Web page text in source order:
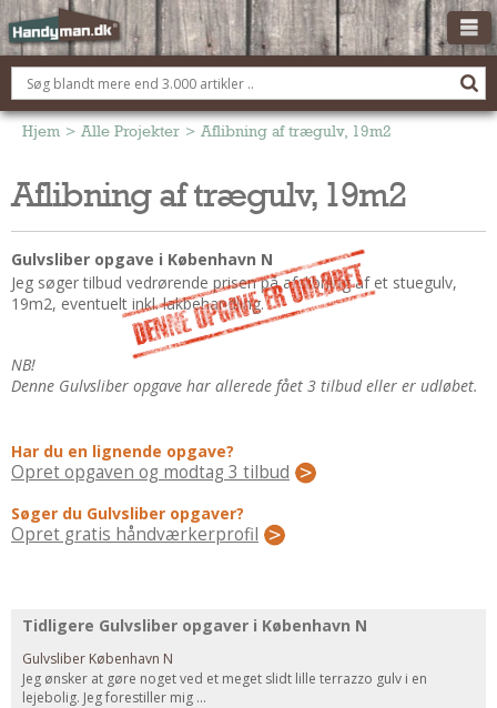
OM HANDYMAN.DK
FÅ 3 TILBUD
BOLIG KØBERÅDGIVNING
Montage Og Nybyg
Reparation Og Vedligehold
Alt Om Køkkenet
ELEKTRIKER
Udskiftning Og Montage
VVS
Montage Og Udskiftning
Reparation Og Vedligehold
Hjem > Alle Projekter > Aflibning af trægulv, 19m2
Aflibning af trægulv, 19m2
Gulvsliber opgave i København N
Jeg søger tilbud vedrørende prisen på afslibning af et stuegulv,
19m2, eventuelt inkl. lakbehandling.
NB!
Denne Gulvsliber opgave har allerede fået 3 tilbud eller er udløbet.
Har du en lignende opgave?
Opret opgaven og modtag 3 tilbud
Søger du Gulvsliber opgaver?
Opret gratis håndværkerprofil
Tidligere Gulvsliber opgaver i København N
Gulvsliber København N
Jeg ønsker at gøre noget ved et meget slidt lille terrazzo gulv i en
lejebolig. Jeg forestiller mig ...